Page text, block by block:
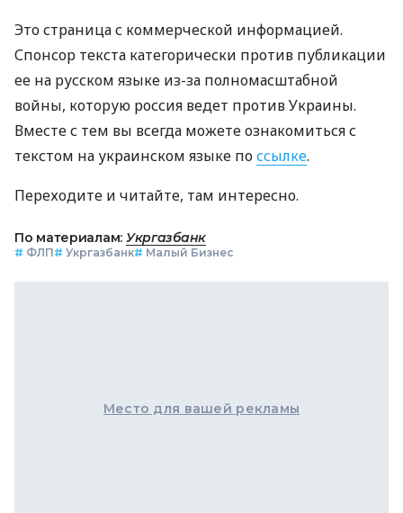
Это страница с коммерческой информацией.
Спонсор текста категорически против публикации
ее на русском языке из-за полномасштабной
войны, которую россия ведет против Украины.
Вместе с тем вы всегда можете ознакомиться с
текстом на украинском языке поссылке.
Переходите и читайте, там интересно.
По материалам: Укргазбанк
# ФЛП# Укргазбанк# Малый Бизнес
Место для вашей рекламы